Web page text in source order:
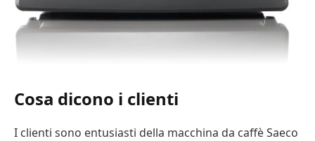
Cosa dicono i clienti
I clienti sono entusiasti della macchina da caffè Saeco